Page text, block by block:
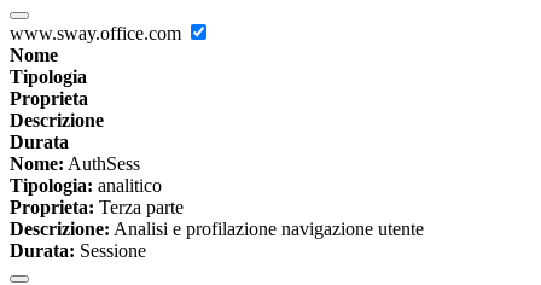
www.sway.office.com
Nome
Tipologia
Proprieta
Descrizione
Durata
Nome: AuthSess
Tipologia: analitico
Proprieta: Terza parte
Descrizione: Analisi e profilazione navigazione utente
Durata: Sessione